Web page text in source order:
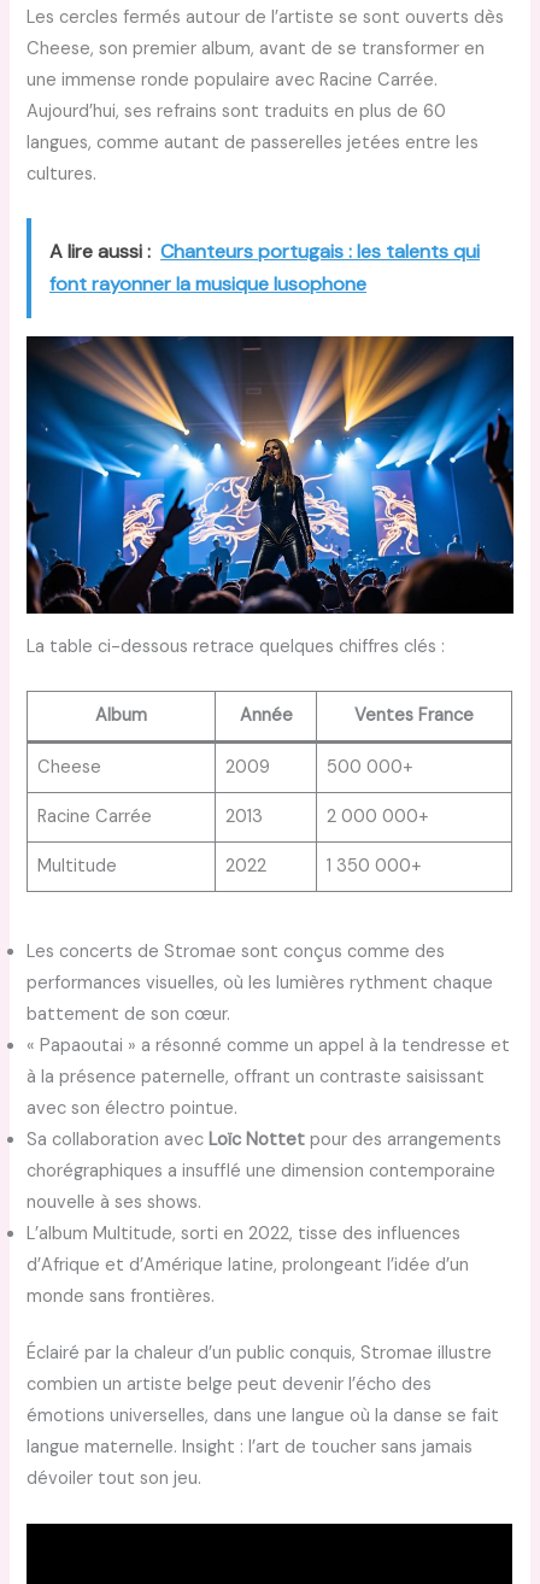
Les cercles fermés autour de l’artiste se sont ouverts dès
Cheese, son premier album, avant de se transformer en
une immense ronde populaire avec Racine Carrée.
Aujourd’hui, ses refrains sont traduits en plus de 60
langues, comme autant de passerelles jetées entre les
cultures.
A lire aussi : Chanteurs portugais : les talents qui
font rayonner la musique lusophone
La table ci-dessous retrace quelques chiffres clés :
Album Année Ventes France
Cheese 2009 500 000+
Racine Carrée 2013 2 000 000+
Multitude 2022 1 350 000+
Les concerts de Stromae sont conçus comme des
performances visuelles, où les lumières rythment chaque
battement de son cœur.
« Papaoutai » a résonné comme un appel à la tendresse et
à la présence paternelle, offrant un contraste saisissant
avec son électro pointue.
Sa collaboration avec Loïc Nottet pour des arrangements
chorégraphiques a insufflé une dimension contemporaine
nouvelle à ses shows.
L’album Multitude, sorti en 2022, tisse des influences
d’Afrique et d’Amérique latine, prolongeant l’idée d’un
monde sans frontières.
Éclairé par la chaleur d’un public conquis, Stromae illustre
combien un artiste belge peut devenir l’écho des
émotions universelles, dans une langue où la danse se fait
langue maternelle. Insight : l’art de toucher sans jamais
dévoiler tout son jeu.